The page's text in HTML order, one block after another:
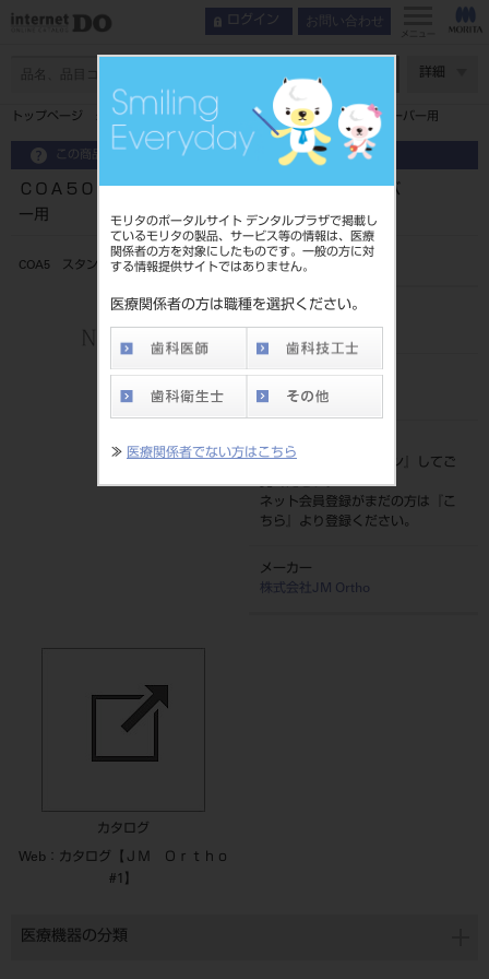
モリタのポータルサイト デンタルプラザで掲載し
ているモリタの製品、サービス等の情報は、医療
関係者の方を対象にしたものです。一般の方に対
する情報提供サイトではありません。
医療関係者の方は職種を選択ください。
≫ 医療関係者でない方はこちら
ログイン お問い合わせ
メニュー
詳細
トップページ ＣＯＡ５０１０ ＣＯＡ５ スタンドアローン／サーバー用
この商品に関するお問い合わせ
ＣＯＡ５０１０ ＣＯＡ５ スタンドアローン／サーバ
ー用
COA5 スタンドアローン/サーバー用ソフト
品目コード
206860063
JAN/EANコード
4571261432795
標準価格
価格の確認は『
ログイン
』してご
覧ください。
ネット会員登録がまだの方は『
こ
ちら
』より登録ください。
メーカー
株式会社JM Ortho
カタログ
Web：カタログ【ＪＭ Ｏｒｔｈｏ
#1】
医療機器の分類